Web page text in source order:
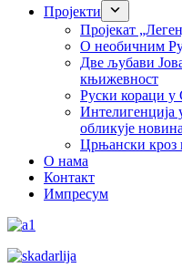
Пројекти
Пројекат
О необичним
Две љубави
књижевност
Руски кораци у
Интелигенција
обликује
Црњански кроз
О нама
Контакт
Импресум